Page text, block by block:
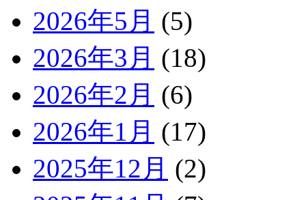
2026年5月 (5)
2026年3月 (18)
2026年2月 (6)
2026年1月 (17)
2025年12月 (2)